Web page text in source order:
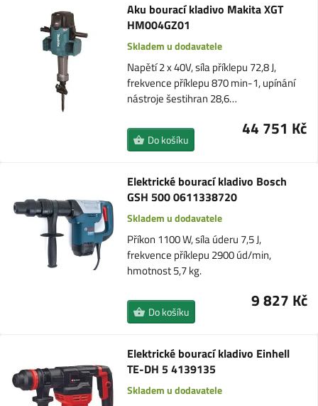
Aku bourací kladivo Makita XGT
HM004GZ01
Skladem u dodavatele
Napětí 2 x 40V, síla příklepu 72,8 J,
frekvence příklepu 870 min-1, upínání
nástroje šestihran 28,6…
44 751 Kč
Do košíku
Elektrické bourací kladivo Bosch
GSH 500 0611338720
Skladem u dodavatele
Příkon 1100 W, síla úderu 7,5 J,
frekvence příklepu 2900 úd/min,
hmotnost 5,7 kg.
9 827 Kč
Do košíku
Elektrické bourací kladivo Einhell
TE-DH 5 4139135
Skladem u dodavatele